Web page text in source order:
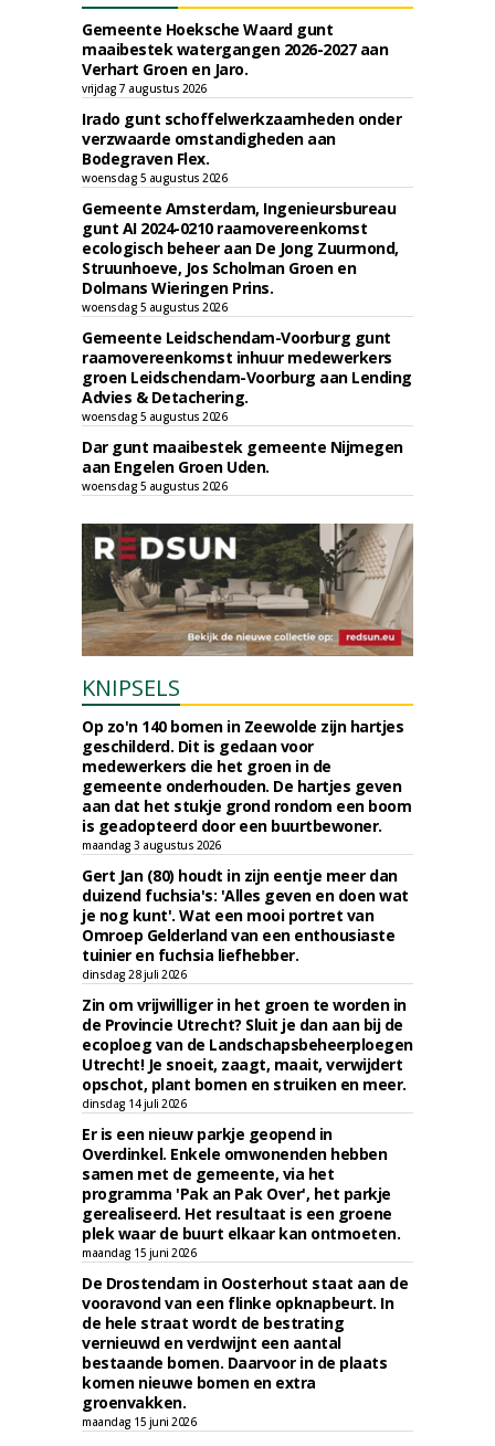
Gemeente Hoeksche Waard gunt
maaibestek watergangen 2026-2027 aan
Verhart Groen en Jaro.
vrijdag 7 augustus 2026
Irado gunt schoffelwerkzaamheden onder
verzwaarde omstandigheden aan
Bodegraven Flex.
woensdag 5 augustus 2026
Gemeente Amsterdam, Ingenieursbureau
gunt AI 2024-0210 raamovereenkomst
ecologisch beheer aan De Jong Zuurmond,
Struunhoeve, Jos Scholman Groen en
Dolmans Wieringen Prins.
woensdag 5 augustus 2026
Gemeente Leidschendam-Voorburg gunt
raamovereenkomst inhuur medewerkers
groen Leidschendam-Voorburg aan Lending
Advies & Detachering.
woensdag 5 augustus 2026
Dar gunt maaibestek gemeente Nijmegen
aan Engelen Groen Uden.
woensdag 5 augustus 2026
KNIPSELS
Op zo'n 140 bomen in Zeewolde zijn hartjes
geschilderd. Dit is gedaan voor
medewerkers die het groen in de
gemeente onderhouden. De hartjes geven
aan dat het stukje grond rondom een boom
is geadopteerd door een buurtbewoner.
maandag 3 augustus 2026
Gert Jan (80) houdt in zijn eentje meer dan
duizend fuchsia's: 'Alles geven en doen wat
je nog kunt'. Wat een mooi portret van
Omroep Gelderland van een enthousiaste
tuinier en fuchsia liefhebber.
dinsdag 28 juli 2026
Zin om vrijwilliger in het groen te worden in
de Provincie Utrecht? Sluit je dan aan bij de
ecoploeg van de Landschapsbeheerploegen
Utrecht! Je snoeit, zaagt, maait, verwijdert
opschot, plant bomen en struiken en meer.
dinsdag 14 juli 2026
Er is een nieuw parkje geopend in
Overdinkel. Enkele omwonenden hebben
samen met de gemeente, via het
programma 'Pak an Pak Over', het parkje
gerealiseerd. Het resultaat is een groene
plek waar de buurt elkaar kan ontmoeten.
maandag 15 juni 2026
De Drostendam in Oosterhout staat aan de
vooravond van een flinke opknapbeurt. In
de hele straat wordt de bestrating
vernieuwd en verdwijnt een aantal
bestaande bomen. Daarvoor in de plaats
komen nieuwe bomen en extra
groenvakken.
maandag 15 juni 2026